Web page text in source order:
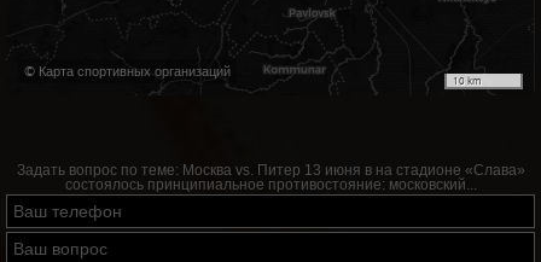
© Карта спортивных организаций
10 km
Задать вопрос по теме: Москва vs. Питер 13 июня в на стадионе «Слава»
состоялось принципиальное противостояние: московский...